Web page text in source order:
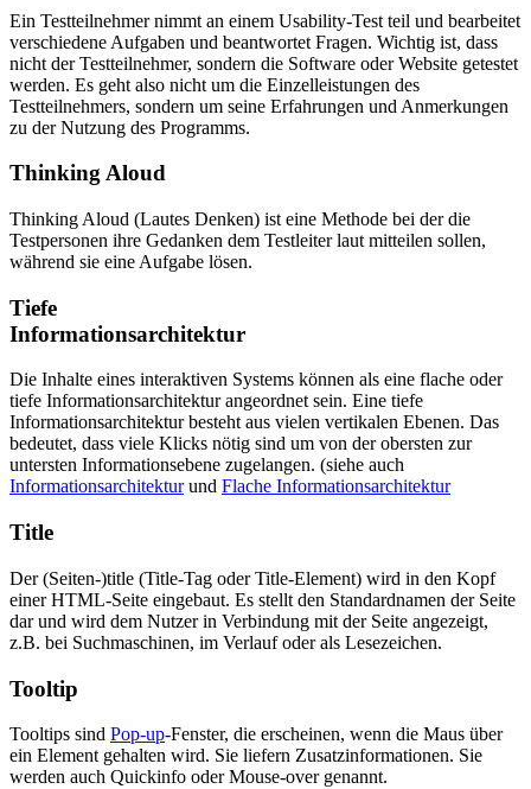
Ein Testteilnehmer nimmt an einem Usability-Test teil und bearbeitet
verschiedene Aufgaben und beantwortet Fragen. Wichtig ist, dass
nicht der Testteilnehmer, sondern die Software oder Website getestet
werden. Es geht also nicht um die Einzelleistungen des
Testteilnehmers, sondern um seine Erfahrungen und Anmerkungen
zu der Nutzung des Programms.
Thinking Aloud
Thinking Aloud (Lautes Denken) ist eine Methode bei der die
Testpersonen ihre Gedanken dem Testleiter laut mitteilen sollen,
während sie eine Aufgabe lösen.
Tiefe
Informationsarchitektur
Die Inhalte eines interaktiven Systems können als eine flache oder
tiefe Informationsarchitektur angeordnet sein. Eine tiefe
Informationsarchitektur besteht aus vielen vertikalen Ebenen. Das
bedeutet, dass viele Klicks nötig sind um von der obersten zur
untersten Informationsebene zugelangen. (siehe auch
Informationsarchitekturund Flache Informationsarchitektur
Title
Der (Seiten-)title (Title-Tag oder Title-Element) wird in den Kopf
einer HTML-Seite eingebaut. Es stellt den Standardnamen der Seite
dar und wird dem Nutzer in Verbindung mit der Seite angezeigt,
z.B. bei Suchmaschinen, im Verlauf oder als Lesezeichen.
Tooltip
Tooltips sind Pop-up-Fenster, die erscheinen, wenn die Maus über
ein Element gehalten wird. Sie liefern Zusatzinformationen. Sie
werden auch Quickinfo oder Mouse-over genannt.